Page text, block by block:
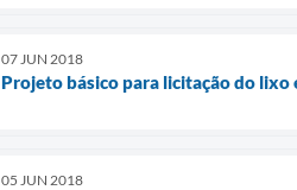
07 JUN 2018
Projeto básico para licitação do lixo
05 JUN 2018